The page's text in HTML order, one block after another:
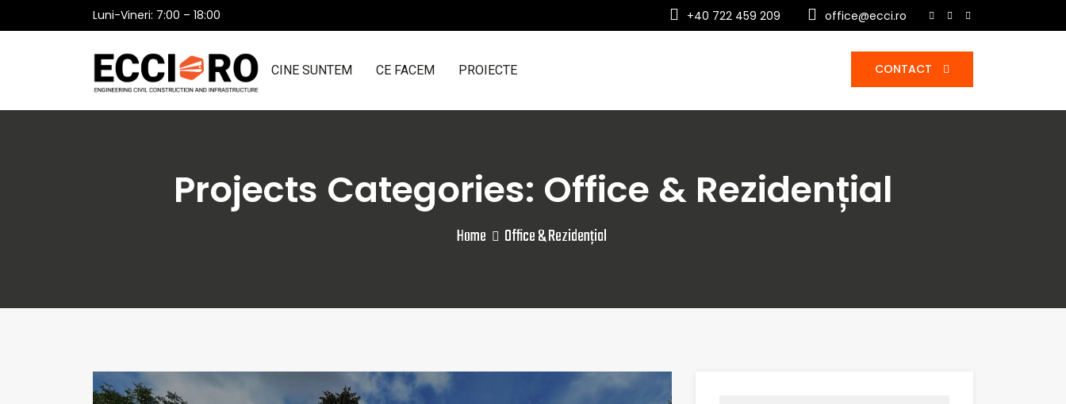
Luni-Vineri: 7:00 – 18:00 +40 722 459 209 office@ecci.ro
CONTACT
CINE SUNTEM CE FACEM PROIECTE
Projects Categories: Office & Rezidențial
Home Office & Rezidențial